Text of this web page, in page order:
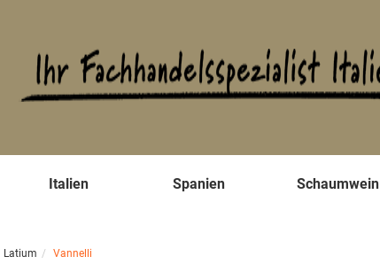
Italien Spanien Schaumwein
Latium Vannelli